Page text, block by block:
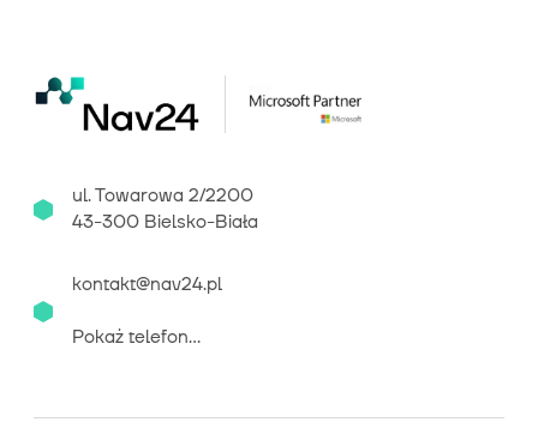
ul. Towarowa 2/2200
43-300 Bielsko-Biała
kontakt@nav24.pl
Pokaż telefon...